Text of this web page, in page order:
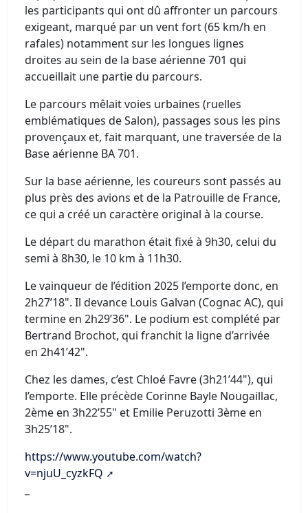
les participants qui ont dû affronter un parcours
exigeant, marqué par un vent fort (65 km/h en
rafales) notamment sur les longues lignes
droites au sein de la base aérienne 701 qui
accueillait une partie du parcours.
Le parcours mêlait voies urbaines (ruelles
emblématiques de Salon), passages sous les pins
provençaux et, fait marquant, une traversée de la
Base aérienne BA 701.
Sur la base aérienne, les coureurs sont passés au
plus près des avions et de la Patrouille de France,
ce qui a créé un caractère original à la course.
Le départ du marathon était fixé à 9h30, celui du
semi à 8h30, le 10 km à 11h30.
Le vainqueur de l’édition 2025 l’emporte donc, en
2h27’18". Il devance Louis Galvan (Cognac AC), qui
termine en 2h29’36". Le podium est complété par
Bertrand Brochot, qui franchit la ligne d’arrivée
en 2h41’42".
Chez les dames, c’est Chloé Favre (3h21’44"), qui
l’emporte. Elle précède Corinne Bayle Nougaillac,
2ème en 3h22’55" et Emilie Peruzotti 3ème en
3h25’18".
https://www.youtube.com/watch?
v=njuU_cyzkFQ